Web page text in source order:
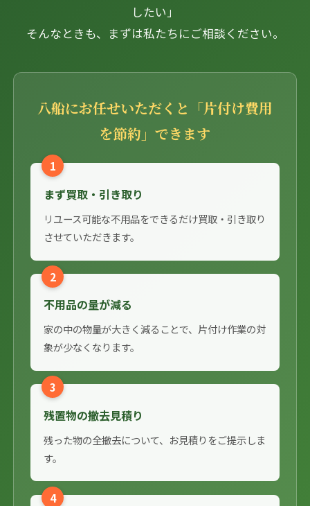
したい」
そんなときも、まずは私たちにご相談ください。
八船にお任せいただくと「片付け費用
を節約」できます
1
まず買取・引き取り
リユース可能な不用品をできるだけ買取・引き取り
させていただきます。
2
不用品の量が減る
家の中の物量が大きく減ることで、片付け作業の対
象が少なくなります。
3
残置物の撤去見積り
残った物の全撤去について、お見積りをご提示しま
す。
4